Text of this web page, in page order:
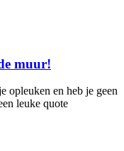
muur!
opleuken en heb je geen
leuke quote